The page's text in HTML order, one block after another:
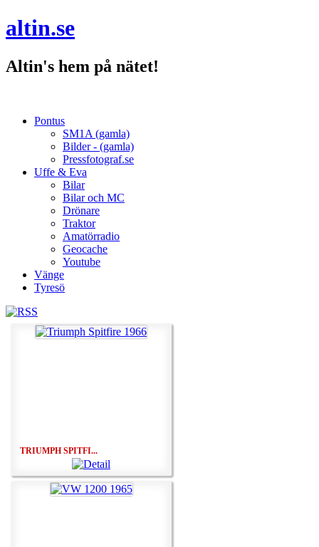
altin.se
Altin's hem på nätet!
Pontus
SM1A (gamla)
Bilder - (gamla)
Pressfotograf.se
Uffe & Eva
Bilar
Bilar och MC
Drönare
Traktor
Amatörradio
Geocache
Youtube
Vänge
Tyresö
TRIUMPH SPITFI...